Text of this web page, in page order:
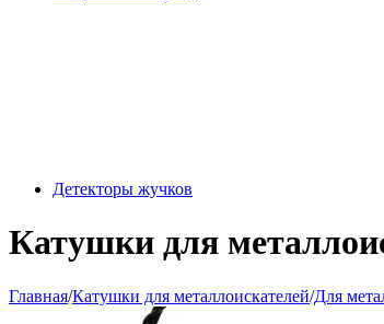
Детекторы жучков
Катушки для
Главная/Катушки для металлоискателей/Для